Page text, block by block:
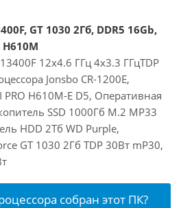
GT 1030 2Гб, DDR5 16Gb,
H610M
12x4.6 ГГц 4x3.3 ГГцTDP
Jonsbo CR-1200E,
PRO H610M-E D5, Оперативная
SSD 1000Гб M.2 MP33
HDD 2Тб WD Purple,
GT 1030 2Гб TDP 30Вт mP30,
собран этот ПК?